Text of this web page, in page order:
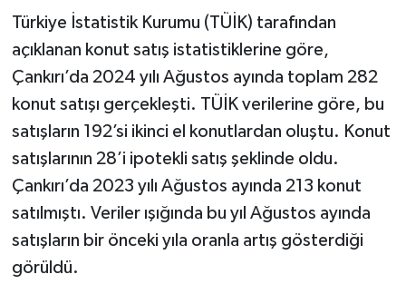
Türkiye İstatistik Kurumu (TÜİK) tarafından
açıklanan konut satış istatistiklerine göre,
Çankırı’da 2024 yılı Ağustos ayında toplam 282
konut satışı gerçekleşti. TÜİK verilerine göre, bu
satışların 192’si ikinci el konutlardan oluştu. Konut
satışlarının 28’i ipotekli satış şeklinde oldu.
Çankırı’da 2023 yılı Ağustos ayında 213 konut
satılmıştı. Veriler ışığında bu yıl Ağustos ayında
satışların bir önceki yıla oranla artış gösterdiği
görüldü.
BÖLGE
TÜRKİYE